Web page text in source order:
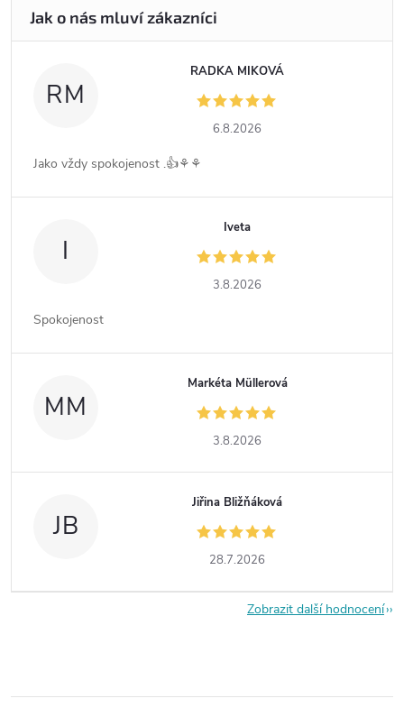
RM
RADKA MIKOVÁ
6.8.2026
Jako vždy spokojenost .👍⚘️⚘️
I
Iveta
3.8.2026
Spokojenost
MM
Markéta Müllerová
3.8.2026
JB
Jiřina Bližňáková
28.7.2026
Zobrazit další hodnocení